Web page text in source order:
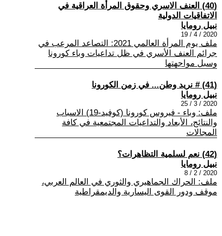
(40) العنف الاسري وحقوق المرأة العراقية في
الاتفاقيات الدولية
نبيل رومايا
2020 / 4 / 19
ملف يوم المرأة العالمي 2021: التصاعد المرعب في
جرائم العنف الأسري في ظل تداعيات وباء كورونا
وسبل مواجهتها
(41) # نريد وطن... في زمن الكورونا
نبيل رومايا
2020 / 3 / 25
ملف: وباء - فيروس كورونا (كوفيد-19) الاسباب
والنتائج، الأبعاد والتداعيات المجتمعية في كافة
المجالات
(42) نعم لسلمية التظاهرات؟
نبيل رومايا
2020 / 2 / 8
ملف: الحراك الجماهيري والثوري في العالم العربي،
موقف ودور القوى اليسارية والديمقراطية